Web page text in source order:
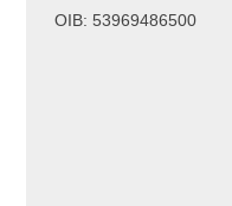
OIB: 53969486500